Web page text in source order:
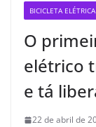
BICICLETA ELÉTRICA
O
elétrico
e tá
22 de abril de